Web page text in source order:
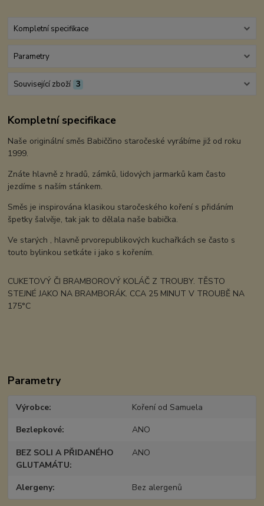
Kompletní specifikace
Parametry
Související zboží 3
Kompletní specifikace
Naše originální směs Babiččino staročeské vyrábíme již od roku
1999.
Znáte hlavně z hradů, zámků, lidových jarmarků kam často
jezdíme s naším stánkem.
Směs je inspirována klasikou staročeského koření s přidáním
špetky šalvěje, tak jak to dělala naše babička.
Ve starých , hlavně prvorepublikových kuchařkách se často s
touto bylinkou setkáte i jako s kořením.
CUKETOVÝ ČI BRAMBOROVÝ KOLÁČ Z TROUBY. TĚSTO
STEJNÉ JAKO NA BRAMBORÁK. CCA 25 MINUT V TROUBĚ NA
175°C
Parametry
Výrobce Koření od Samuela
Bezlepkové ANO
BEZ SOLI A PŘIDANÉHO
GLUTAMÁTU
ANO
Alergeny Bez alergenů